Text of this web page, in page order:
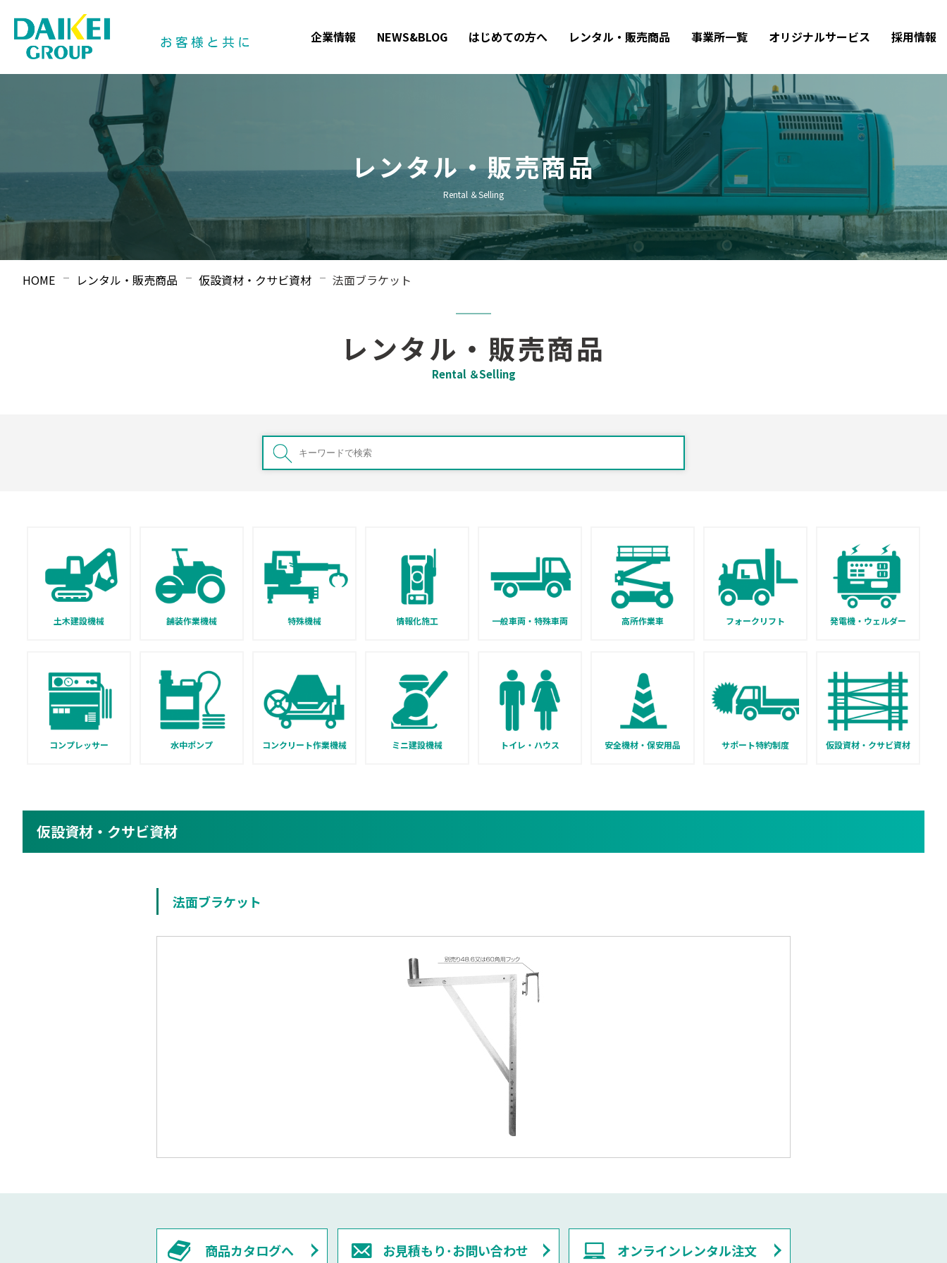
企業情報 NEWS&BLOG はじめての方へ レンタル・販売商品 事業所一覧 オリジナルサービス 採用情報
レンタル・販売商品
Rental ＆Selling
HOME レンタル・販売商品 仮設資材・クサビ資材 法面ブラケット
レンタル・販売商品
Rental ＆Selling
土木建設機械 舗装作業機械 特殊機械 情報化施工 一般車両・特殊車両 高所作業車 フォークリフト 発電機・ウェルダー
コンプレッサー 水中ポンプ コンクリート作業機械 ミニ建設機械 トイレ・ハウス 安全機材・保安用品 サポート特約制度 仮設資材・クサビ資材
仮設資材・クサビ資材
法面ブラケット
商品カタログへ お見積もり･お問い合わせ オンラインレンタル注文